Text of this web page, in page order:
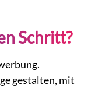
Schritt?
gestalten, mit